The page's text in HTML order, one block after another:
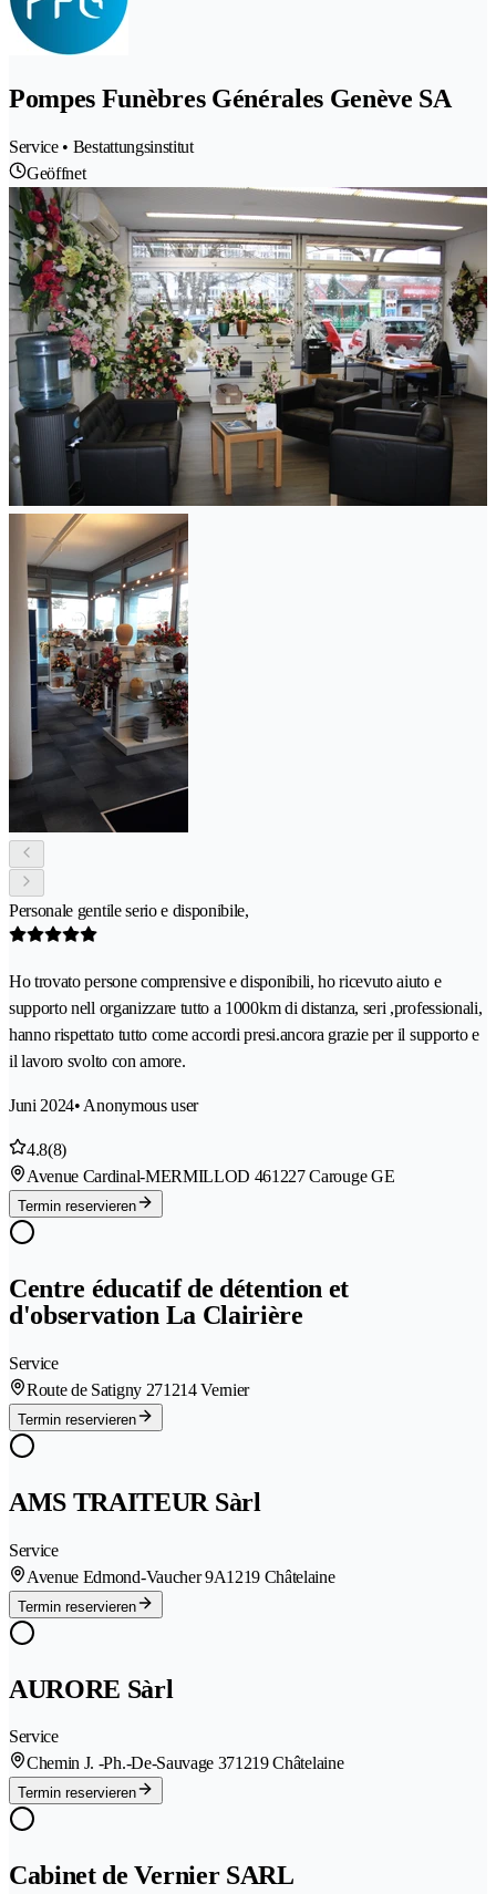
Pompes Funèbres Générales Genève SA
Service • Bestattungsinstitut
Geöffnet
Personale gentile serio e disponibile,
Ho trovato persone comprensive e disponibili, ho ricevuto aiuto e
supporto nell organizzare tutto a 1000km di distanza, seri ,professionali,
hanno rispettato tutto come accordi presi.ancora grazie per il supporto e
il lavoro svolto con amore.
Juni 2024• Anonymous user
4.8(8)
Avenue Cardinal-MERMILLOD 461227 Carouge GE
Termin reservieren
Centre éducatif de détention et
d'observation La Clairière
Service
Route de Satigny 271214 Vernier
Termin reservieren
AMS TRAITEUR Sàrl
Service
Avenue Edmond-Vaucher 9A1219 Châtelaine
Termin reservieren
AURORE Sàrl
Service
Chemin J. -Ph.-De-Sauvage 371219 Châtelaine
Termin reservieren
Cabinet de Vernier SARL